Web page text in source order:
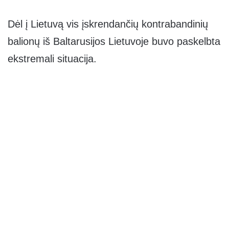
Dėl į Lietuvą vis įskrendančių kontrabandinių
balionų iš Baltarusijos Lietuvoje buvo paskelbta
ekstremali situacija.